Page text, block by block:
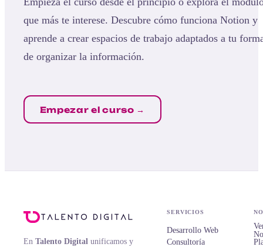
que más te interese. Descubre cómo funciona Notion y
aprende a crear espacios de trabajo adaptados a tu
de organizar la información.
Empezar el curso →
En Talento Digital unificamos y
SERVICIOS
Desarrollo Web
Consultoría